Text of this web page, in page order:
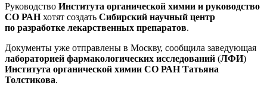
Руководство Института органической химии и руководство
СО РАНхотят создать Сибирский научный центр
по разработке лекарственных препаратов.
Документы уже отправлены в Москву, сообщила заведующая
лабораторией фармакологических исследований (ЛФИ)
Института органической химии СО РАН Татьяна
Толстикова.